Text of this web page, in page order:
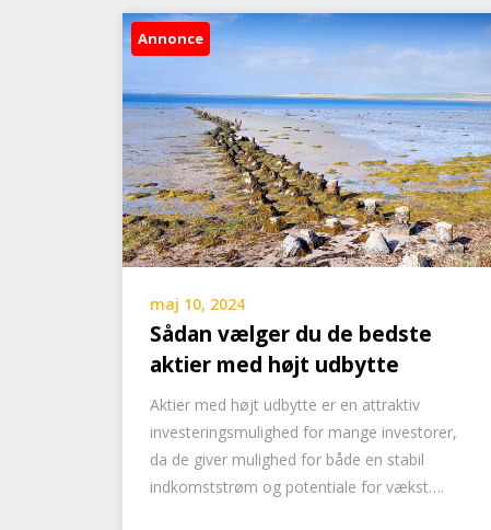
Annonce
maj 10, 2024
Sådan vælger du de bedste
aktier med højt udbytte
Aktier med højt udbytte er en attraktiv
investeringsmulighed for mange investorer,
da de giver mulighed for både en stabil
indkomststrøm og potentiale for vækst….